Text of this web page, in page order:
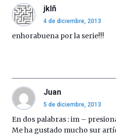
de
octubre.
La
jklñ
4 de diciembre, 2013
enhorabuena por la serie!!!
Juan
5 de diciembre, 2013
En dos palabras : im –
Me ha gustado mucho sur